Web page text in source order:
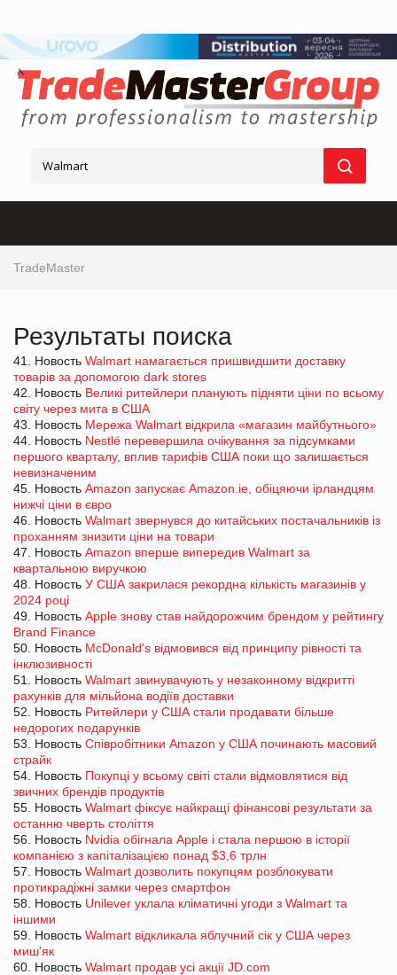
TradeMaster
Результаты поиска
41. Новость Walmart намагається пришвидшити доставку
товарів за допомогою dark stores
42. Новость Великі ритейлери планують підняти ціни по всьому
світу через мита в США
43. Новость Мережа Walmart відкрила «магазин майбутнього»
44. Новость Nestlé перевершила очікування за підсумками
першого кварталу, вплив тарифів США поки що залишається
невизначеним
45. Новость Amazon запускає Amazon.ie, обіцяючи ірландцям
нижчі ціни в євро
46. Новость Walmart звернувся до китайських постачальників із
проханням знизити ціни на товари
47. Новость Amazon вперше випередив Walmart за
квартальною виручкою
48. Новость У США закрилася рекордна кількість магазинів у
2024 році
49. Новость Apple знову став найдорожчим брендом у рейтингу
Brand Finance
50. Новость McDonald's відмовився від принципу рівності та
інклюзивності
51. Новость Walmart звинувачують у незаконному відкритті
рахунків для мільйона водіїв доставки
52. Новость Ритейлери у США стали продавати більше
недорогих подарунків
53. Новость Співробітники Amazon у США починають масовий
страйк
54. Новость Покупці у всьому світі стали відмовлятися від
звичних брендів продуктів
55. Новость Walmart фіксує найкращі фінансові результати за
останню чверть століття
56. Новость Nvidia обігнала Apple і стала першою в історії
компанією з капіталізацією понад $3,6 трлн
57. Новость Walmart дозволить покупцям розблокувати
протикрадіжні замки через смартфон
58. Новость Unilever уклала кліматичні угоди з Walmart та
іншими
59. Новость Walmart відкликала яблучний сік у США через
миш'як
60. Новость Walmart продав усі акції JD.com